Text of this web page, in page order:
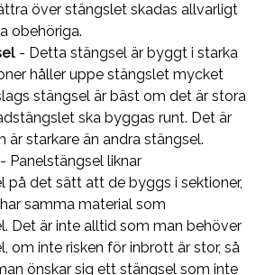
över stängslet skadas allvarligt
obehöriga.
- Detta stängsel är byggt i starka
håller uppe stängslet mycket
stängsel är bäst om det är stora
ska byggas runt. Det är
är starkare än andra stängsel.
- Panelstängsel liknar
på det sätt att de byggs i sektioner,
samma material som
Det är inte alltid som man behöver
om inte risken för inbrott är stor, så
önskar sig ett stängsel som inte